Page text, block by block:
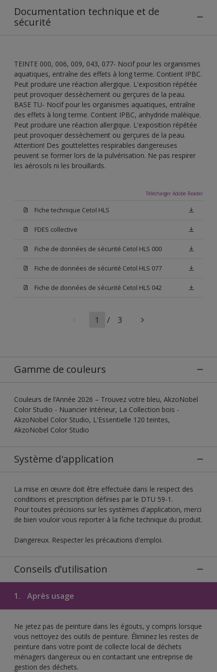
Documentation technique et de
sécurité
TEINTE 000, 006, 009, 043, 077- Nocif pour les organismes
aquatiques, entraîne des effets à long terme. Contient IPBC.
Peut produire une réaction allergique. L'exposition répétée
peut provoquer dessèchement ou gerçures de la peau.
BASE TU- Nocif pour les organismes aquatiques, entraîne
des effets à long terme. Contient IPBC, anhydride maléique.
Peut produire une réaction allergique. L'exposition répétée
peut provoquer dessèchement ou gerçures de la peau.
Attention! Des gouttelettes respirables dangereuses
peuvent se former lors de la pulvérisation. Ne pas respirer
les aérosols ni les brouillards.
Télécharger Adobe Reader
Fiche technique Cetol HLS
FDES collective
Fiche de données de sécurité Cetol HLS 000
Fiche de données de sécurité Cetol HLS 077
Fiche de données de sécurité Cetol HLS 042
1 / 3
Gamme de couleurs
Couleurs de l’Année 2026 – Trouvez votre bleu, AkzoNobel
Color Studio - Nuancier Intérieur, La Collection bois -
AkzoNobel Color Studio, L'Essentielle 120 teintes,
AkzoNobel Color Studio
Système d'application
La mise en œuvre doit être effectuée dans le respect des
conditions et prescription définies par le DTU 59-1.
Pour toutes précisions sur les systèmes d'application, merci
de bien vouloir vous reporter à la fiche technique du produit.
Dangereux. Respecter les précautions d'emploi.
Conseils d’utilisation
1. Après usage
Ne jetez pas de peinture dans les égouts, y compris lorsque
vous nettoyez des outils de peinture. Éliminez les restes de
peinture dans votre point de collecte local de déchets
ménagers dangereux ou en contactant une entreprise de
gestion des déchets.